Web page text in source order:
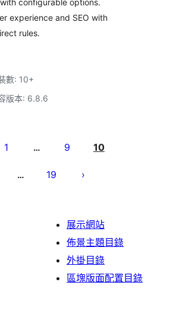
configurable options.
experience and SEO with
rules.
數: 10+
版本: 6.8.6
1 … 9 10
… 19
展示網站
佈景主題目錄
外掛目錄
區塊版面配置目錄